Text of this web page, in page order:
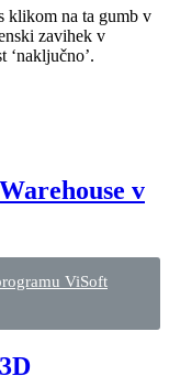
klikom na ta gumb v
zavihek v
‘naključno’.
v
ViSoft